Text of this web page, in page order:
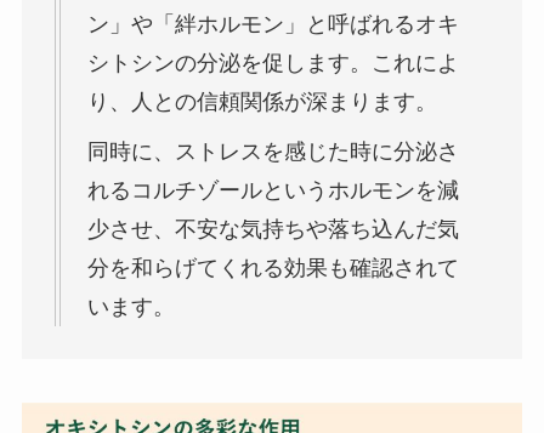
ン」や「絆ホルモン」と呼ばれるオキ
シトシンの分泌を促します。これによ
り、人との信頼関係が深まります。
同時に、ストレスを感じた時に分泌さ
れるコルチゾールというホルモンを減
少させ、不安な気持ちや落ち込んだ気
分を和らげてくれる効果も確認されて
います。